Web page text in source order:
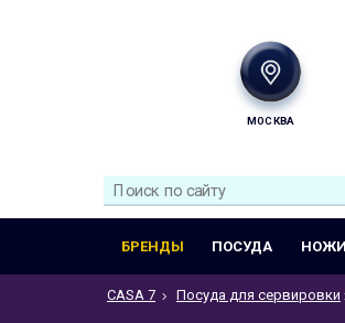
МОСКВА
БРЕНДЫ ПОСУДА НОЖИ
CASA 7 Посуда для сервировки